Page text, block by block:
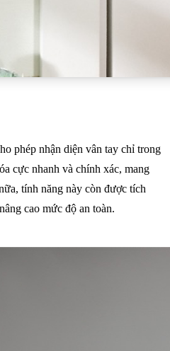
phép nhận diện vân tay chỉ trong
cực nhanh và chính xác, mang
tính năng này còn được tích
cao mức độ an toàn.